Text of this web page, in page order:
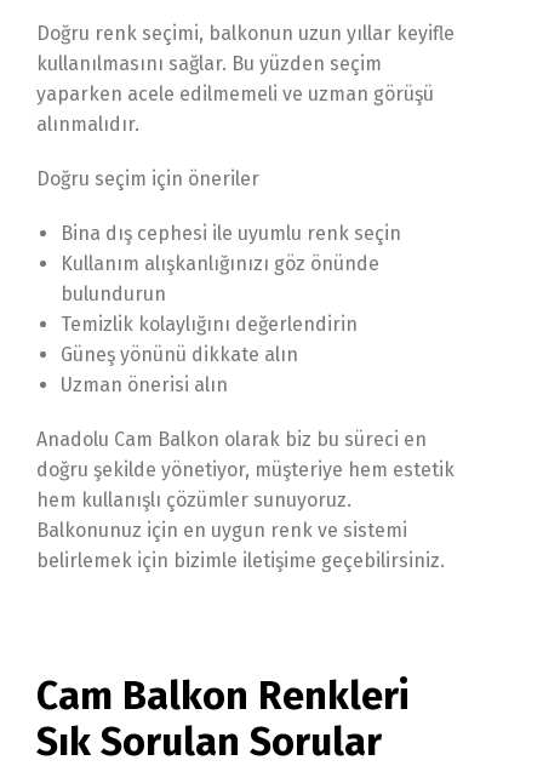
Doğru renk seçimi, balkonun uzun yıllar keyifle
kullanılmasını sağlar. Bu yüzden seçim
yaparken acele edilmemeli ve uzman görüşü
alınmalıdır.
Doğru seçim için öneriler
Bina dış cephesi ile uyumlu renk seçin
Kullanım alışkanlığınızı göz önünde
bulundurun
Temizlik kolaylığını değerlendirin
Güneş yönünü dikkate alın
Uzman önerisi alın
Anadolu Cam Balkon olarak biz bu süreci en
doğru şekilde yönetiyor, müşteriye hem estetik
hem kullanışlı çözümler sunuyoruz.
Balkonunuz için en uygun renk ve sistemi
belirlemek için bizimle iletişime geçebilirsiniz.
Cam Balkon Renkleri
Sık Sorulan Sorular